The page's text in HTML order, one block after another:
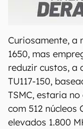
00:00/21:11
Curiosamente, a
1650, mas
reduzir custos, a
TU117-150,
TSMC, estaria
com 512 núcleos
elevados 1.800